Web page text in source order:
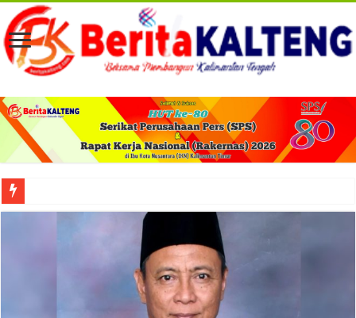
Viral! Selama Dua Bulan Lebih Siltap Serta Tunjangan Pemdes dan BPD di